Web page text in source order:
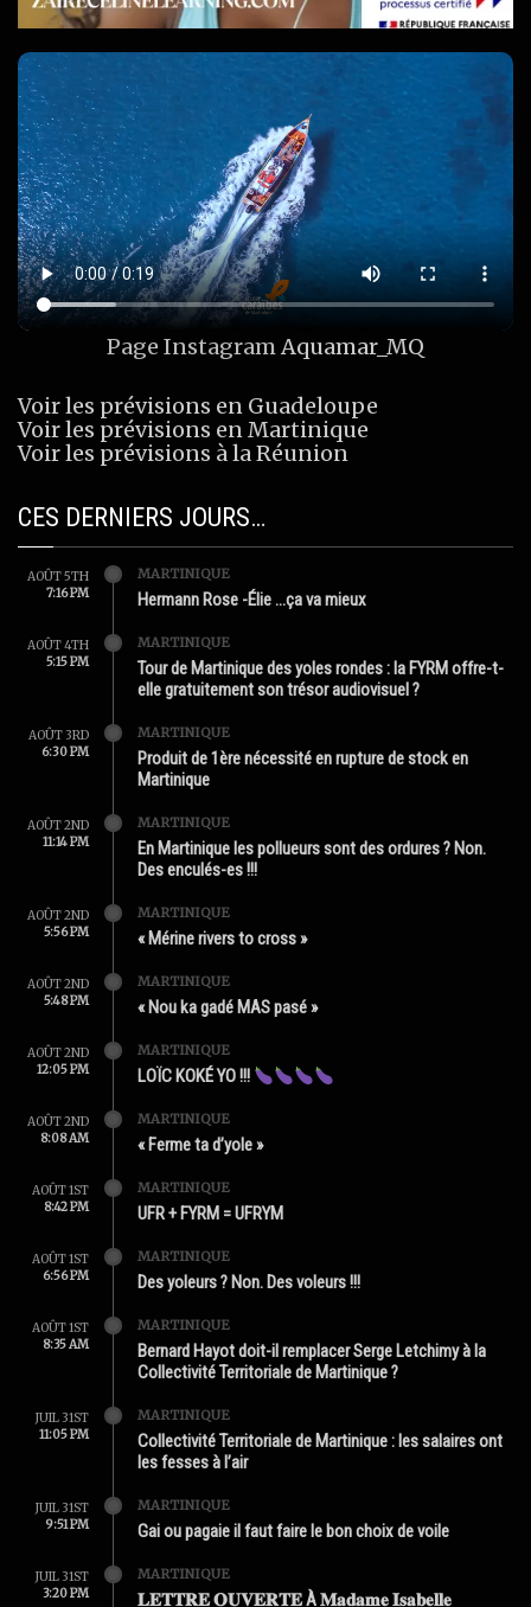
Page InstagramAquamar_MQ
Voir les prévisions en Guadeloupe
Voir les prévisions en Martinique
Voir les prévisions à la Réunion
CES DERNIERS JOURS…
AOÛT 5TH
7:16 PM
MARTINIQUE
Hermann Rose -Élie …ça va mieux
AOÛT 4TH
5:15 PM
MARTINIQUE
Tour de Martinique des yoles rondes : la FYRM offre-t-
elle gratuitement son trésor audiovisuel ?
AOÛT 3RD
6:30 PM
MARTINIQUE
Produit de 1ère nécessité en rupture de stock en
Martinique
AOÛT 2ND
11:14 PM
MARTINIQUE
En Martinique les pollueurs sont des ordures ? Non.
Des enculés-es !!!
AOÛT 2ND
5:56 PM
MARTINIQUE
« Mérine rivers to cross »
AOÛT 2ND
5:48 PM
MARTINIQUE
« Nou ka gadé MAS pasé »
AOÛT 2ND
12:05 PM
MARTINIQUE
LOÏC KOKÉ YO !!!
AOÛT 2ND
8:08 AM
MARTINIQUE
« Ferme ta d’yole »
AOÛT 1ST
8:42 PM
MARTINIQUE
UFR + FYRM = UFRYM
AOÛT 1ST
6:56 PM
MARTINIQUE
Des yoleurs ? Non. Des voleurs !!!
AOÛT 1ST
8:35 AM
MARTINIQUE
Bernard Hayot doit-il remplacer Serge Letchimy à la
Collectivité Territoriale de Martinique ?
JUIL 31ST
11:05 PM
MARTINIQUE
Collectivité Territoriale de Martinique : les salaires ont
les fesses à l’air
JUIL 31ST
9:51 PM
MARTINIQUE
Gai ou pagaie il faut faire le bon choix de voile
JUIL 31ST
3:20 PM
MARTINIQUE
𝐋𝐄𝐓𝐓𝐑𝐄 𝐎𝐔𝐕𝐄𝐑𝐓𝐄 À 𝐌𝐚𝐝𝐚𝐦𝐞 𝐈𝐬𝐚𝐛𝐞𝐥𝐥𝐞